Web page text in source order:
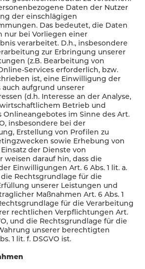
Daten der Nutzer
der einschlägigen
Das bedeutet, die Daten
nur bei Vorliegen einer
verarbeitet. D.h., insbesondere
zur Erbringung unserer
(z.B. Bearbeitung von
Services erforderlich, bzw.
ist, eine Einwilligung der
auch aufgrund unserer
(d.h. Interesse an der Analyse,
Betrieb und
Onlineangebotes im Sinne des Art.
insbesondere bei der
Erstellung von Profilen zu
sowie Erhebung von
der Dienste von
darauf hin, dass die
Einwilligungen Art. 6 Abs. 1 lit. a.
die Rechtsgrundlage für die
unserer Leistungen und
Maßnahmen Art. 6 Abs. 1
für die Verarbeitung
rechtlichen Verpflichtungen Art.
und die Rechtsgrundlage für die
unserer berechtigten
1 lit. f. DSGVO ist.